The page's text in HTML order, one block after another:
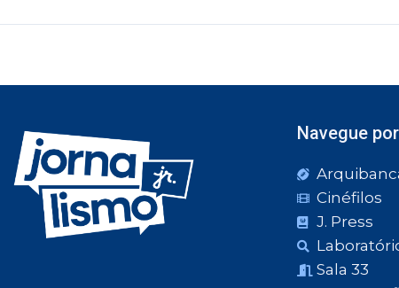
Navegue
Cinéfilos
J. Press
Sala 33